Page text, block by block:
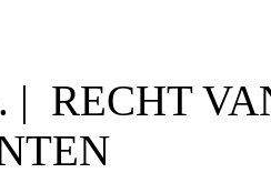
| RECHT